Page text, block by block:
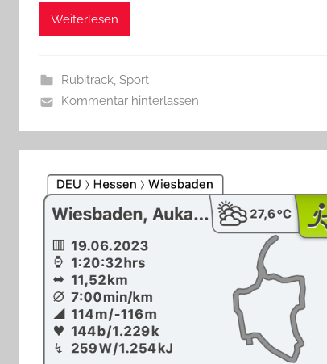
Weiterlesen
Rubitrack, Sport
Kommentar hinterlassen